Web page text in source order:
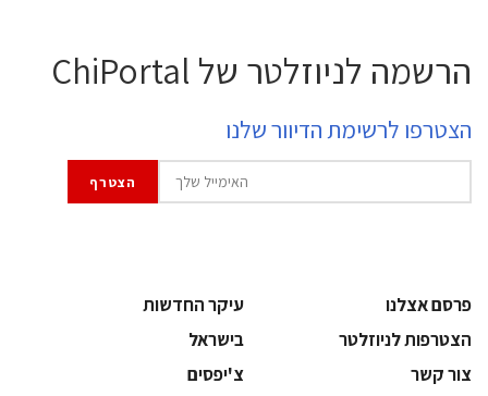
הרשמה לניוזלטר של ChiPortal
הצטרפו לרשימת הדיוור שלנו
פרסם אצלנו
עיקר החדשות
הצטרפות לניוזלטר
בישראל
צור קשר
צ'יפסים